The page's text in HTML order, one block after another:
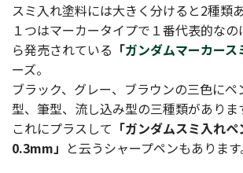
スミ入れ塗料には大きく分けると2種類あ
１つはマーカータイプで１番代表的な
ら発売されている 「ガンダムマーカース
ーズ。
ブラック、グレー、ブラウンの三色にペ
型、筆型、流し込み型の三種類がありま
これにプラスして 「ガンダムスミ入れ
0.3mm」 と云うシャープペンもあります